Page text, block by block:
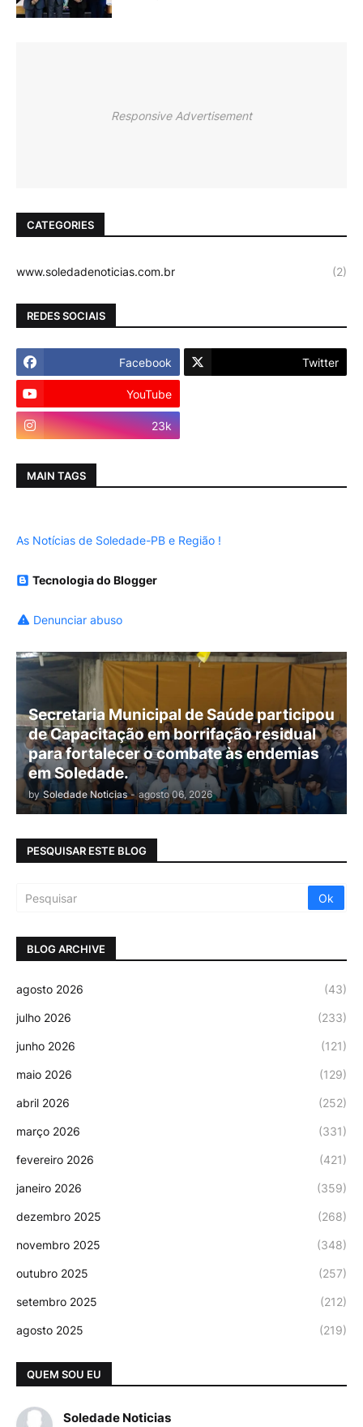
Responsive Advertisement
CATEGORIES
www.soledadenoticias.com.br (2)
REDES SOCIAIS
Facebook Twitter
YouTube
23k
MAIN TAGS
As Notícias de Soledade-PB e Região !
Tecnologia do Blogger
Denunciar abuso
Secretaria Municipal de Saúde participou
de Capacitação em borrifação residual
para fortalecer o combate às endemias
em Soledade.
by Soledade Noticias - agosto 06, 2026
PESQUISAR ESTE BLOG
BLOG ARCHIVE
agosto 2026 (43)
julho 2026 (233)
junho 2026 (121)
maio 2026 (129)
abril 2026 (252)
março 2026 (331)
fevereiro 2026 (421)
janeiro 2026 (359)
dezembro 2025 (268)
novembro 2025 (348)
outubro 2025 (257)
setembro 2025 (212)
agosto 2025 (219)
QUEM SOU EU
Soledade Noticias